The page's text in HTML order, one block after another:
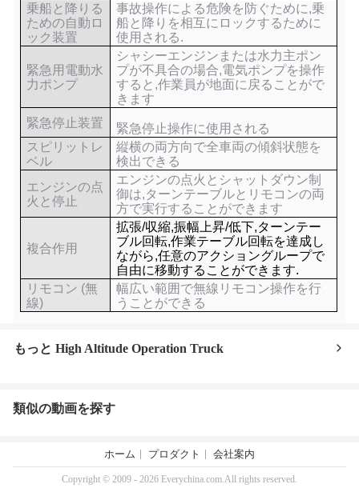
乗船と降りる
ための自動ロ
ック装置
事故操作による危険を防ぐために,乗
船と降りを相互にロックするために
使用される.
緊急用電動水
力ポンプ
シャシーエンジンまたは水力主ポン
プが不具合の場合,電気ポンプを操作
すると,作業員が地面に戻ることがで
きます
緊急停止装置
緊急停止操作に使用される
スピリットレ
ベル
縦横の両方向で全車両の傾斜状態を
検出できる
エンジンの点
火と停止
エンジンの点火とシャットダウン制
御は,ターンテーブルとリモコンの両
方で実行することができます
複合作用
拡張/収縮,振幅上昇/低下,ターンテー
ブル回転,作業テーブル回転を達成し
ながら,任意のアクショングループで
自由に移動することができます.
リモコン (無
線)
幅広い範囲で無線リモコン操作を行
うことができる
もっと High Altitude Operation Truck
類似の動画を探す
ホーム プロダクト 会社案内
Copyright © 2009 - 2026 Everychina.com.All rights reserved.